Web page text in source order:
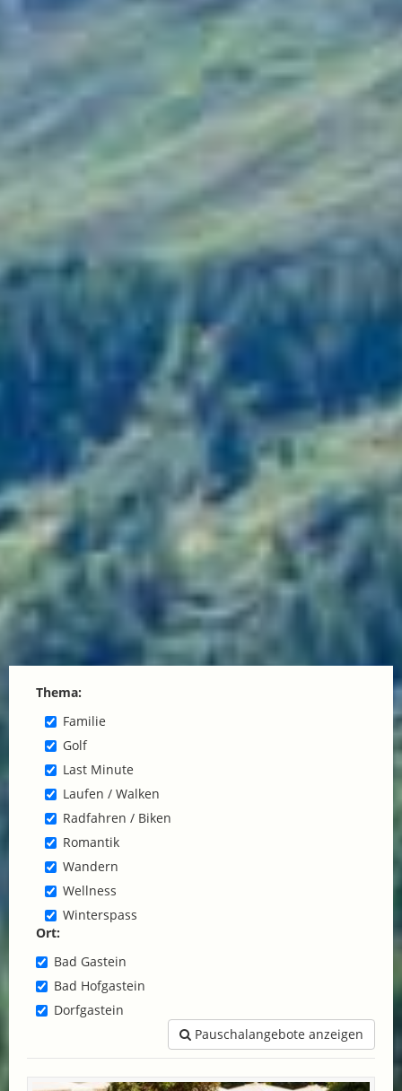
Thema:
Familie
Golf
Last Minute
Laufen / Walken
Radfahren / Biken
Romantik
Wandern
Wellness
Winterspass
Ort:
Bad Gastein
Bad Hofgastein
Dorfgastein
Pauschalangebote anzeigen